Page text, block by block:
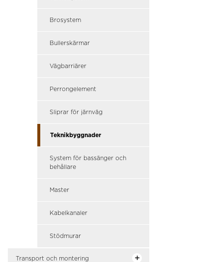
Brosystem
Bullerskärmar
Vägbarriärer
Perrongelement
Sliprar för järnväg
Teknikbyggnader
System för bassänger och
behållare
Master
Kabelkanaler
Stödmurar
Transport och montering